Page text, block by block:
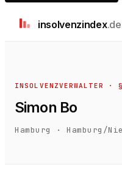
insolvenzindex.de
INSOLVENZVERWALTER
Simon Bo
Hamburg ·Hamburg/